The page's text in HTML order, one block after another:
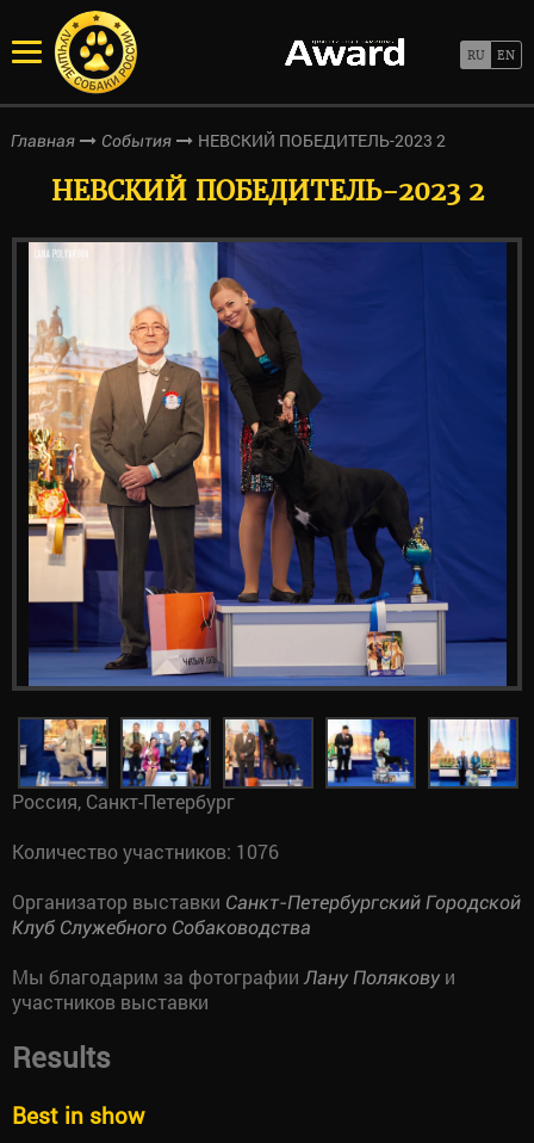
Главная События НЕВСКИЙ ПОБЕДИТЕЛЬ-2023 2
НЕВСКИЙ ПОБЕДИТЕЛЬ-2023 2
Россия, Санкт-Петербург
Количество участников: 1076
Организатор выставки Санкт-Петербургский Городской
Клуб Служебного Собаководства
Мы благодарим за фотографии Лану Полякову и
участников выставки
Results
Best in show